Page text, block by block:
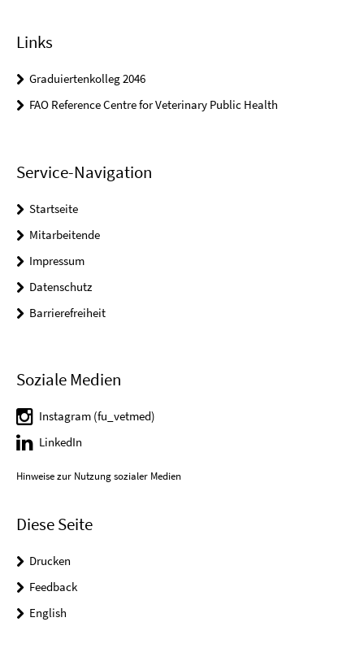
Links
Graduiertenkolleg 2046
FAO Reference Centre for Veterinary Public Health
Service-Navigation
Startseite
Mitarbeitende
Impressum
Datenschutz
Barrierefreiheit
Soziale Medien
Instagram (fu_vetmed)
LinkedIn
Hinweise zur Nutzung sozialer Medien
Diese Seite
Drucken
Feedback
English